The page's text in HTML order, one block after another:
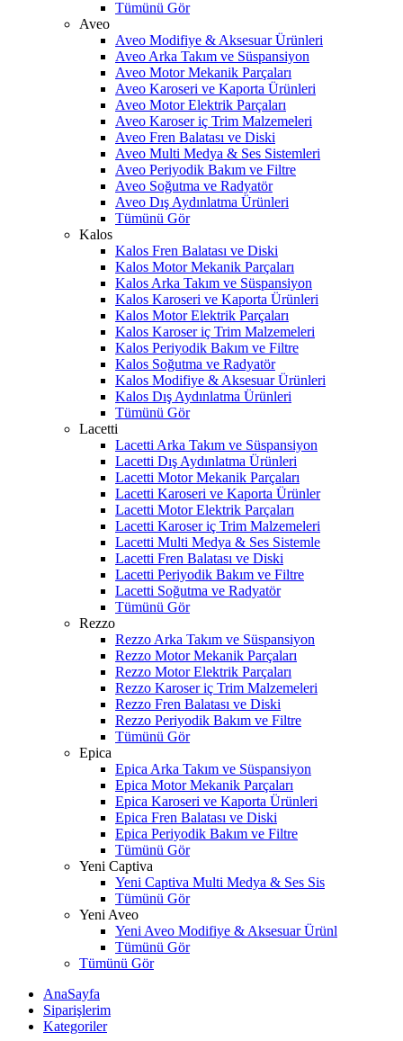
Tümünü Gör
Aveo
Aveo Modifiye & Aksesuar Ürünleri
Aveo Arka Takım ve Süspansiyon
Aveo Motor Mekanik Parçaları
Aveo Karoseri ve Kaporta Ürünleri
Aveo Motor Elektrik Parçaları
Aveo Karoser iç Trim Malzemeleri
Aveo Fren Balatası ve Diski
Aveo Multi Medya & Ses Sistemleri
Aveo Periyodik Bakım ve Filtre
Aveo Soğutma ve Radyatör
Aveo Dış Aydınlatma Ürünleri
Tümünü Gör
Kalos
Kalos Fren Balatası ve Diski
Kalos Motor Mekanik Parçaları
Kalos Arka Takım ve Süspansiyon
Kalos Karoseri ve Kaporta Ürünleri
Kalos Motor Elektrik Parçaları
Kalos Karoser iç Trim Malzemeleri
Kalos Periyodik Bakım ve Filtre
Kalos Soğutma ve Radyatör
Kalos Modifiye & Aksesuar Ürünleri
Kalos Dış Aydınlatma Ürünleri
Tümünü Gör
Lacetti
Lacetti Arka Takım ve Süspansiyon
Lacetti Dış Aydınlatma Ürünleri
Lacetti Motor Mekanik Parçaları
Lacetti Karoseri ve Kaporta Ürünler
Lacetti Motor Elektrik Parçaları
Lacetti Karoser iç Trim Malzemeleri
Lacetti Multi Medya & Ses Sistemle
Lacetti Fren Balatası ve Diski
Lacetti Periyodik Bakım ve Filtre
Lacetti Soğutma ve Radyatör
Tümünü Gör
Rezzo
Rezzo Arka Takım ve Süspansiyon
Rezzo Motor Mekanik Parçaları
Rezzo Motor Elektrik Parçaları
Rezzo Karoser iç Trim Malzemeleri
Rezzo Fren Balatası ve Diski
Rezzo Periyodik Bakım ve Filtre
Tümünü Gör
Epica
Epica Arka Takım ve Süspansiyon
Epica Motor Mekanik Parçaları
Epica Karoseri ve Kaporta Ürünleri
Epica Fren Balatası ve Diski
Epica Periyodik Bakım ve Filtre
Tümünü Gör
Yeni Captiva
Yeni Captiva Multi Medya & Ses Sis
Tümünü Gör
Yeni Aveo
Yeni Aveo Modifiye & Aksesuar Ürünl
Tümünü Gör
Tümünü Gör
AnaSayfa
Siparişlerim
Kategoriler